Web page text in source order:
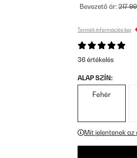
Bevezető ár:217
Termék információs lap
36 értékelés
ALAP SZÍN:
Fehér
Mit jelentenek